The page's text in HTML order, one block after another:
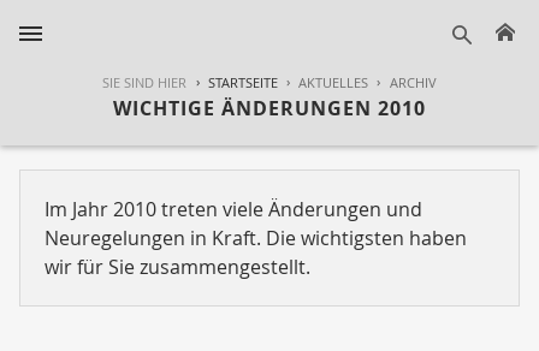
SIE SIND HIER STARTSEITE AKTUELLES ARCHIV
WICHTIGE ÄNDERUNGEN 2010
Im Jahr 2010 treten viele Änderungen und
Neuregelungen in Kraft. Die wichtigsten haben
wir für Sie zusammengestellt.